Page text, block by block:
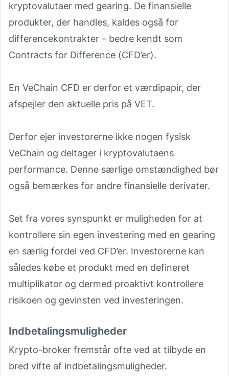
kryptovalutaer med gearing. De finansielle
produkter, der handles, kaldes også for
differencekontrakter – bedre kendt som
Contracts for Difference (CFD’er).
En VeChain CFD er derfor et værdipapir, der
afspejler den aktuelle pris på VET.
Derfor ejer investorerne ikke nogen fysisk
VeChain og deltager i kryptovalutaens
performance. Denne særlige omstændighed bør
også bemærkes for andre finansielle derivater.
Set fra vores synspunkt er muligheden for at
kontrollere sin egen investering med en gearing
en særlig fordel ved CFD’er. Investorerne kan
således købe et produkt med en defineret
multiplikator og dermed proaktivt kontrollere
risikoen og gevinsten ved investeringen.
Indbetalingsmuligheder
Krypto-broker fremstår ofte ved at tilbyde en
bred vifte af indbetalingsmuligheder.